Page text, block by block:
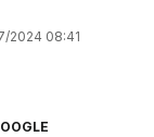
2024 08:41